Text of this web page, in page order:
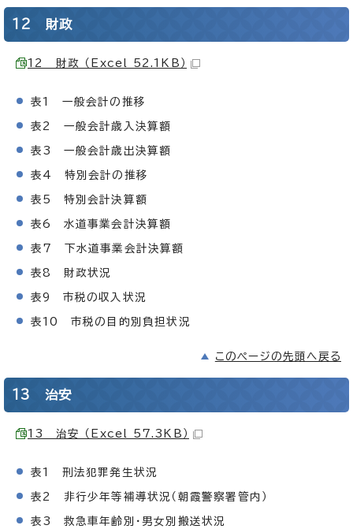
12 財政
12 財政 （Excel 52.1KB）
表1 一般会計の推移
表2 一般会計歳入決算額
表3 一般会計歳出決算額
表4 特別会計の推移
表5 特別会計決算額
表6 水道事業会計決算額
表7 下水道事業会計決算額
表8 財政状況
表9 市税の収入状況
表10 市税の目的別負担状況
このページの先頭へ戻る
13 治安
13 治安 （Excel 57.3KB）
表1 刑法犯罪発生状況
表2 非行少年等補導状況（朝霞警察署管内）
表3 救急車年齢別・男女別搬送状況